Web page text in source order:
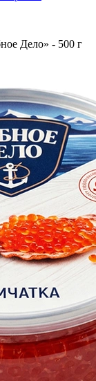
Дело» - 500 г